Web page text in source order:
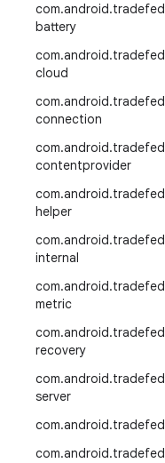
com.android.tradefed
battery
com.android.tradefed
cloud
com.android.tradefed
connection
com.android.tradefed
contentprovider
com.android.tradefed
helper
com.android.tradefed
internal
com.android.tradefed
metric
com.android.tradefed
recovery
com.android.tradefed
server
com.android.tradefed
com.android.tradefed